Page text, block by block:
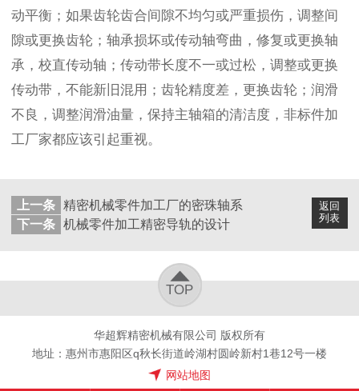
动平衡；如果齿轮齿合间隙不均匀或严重损伤，调整间
隙或更换齿轮；轴承损坏或传动轴弯曲，修复或更换轴
承，校直传动轴；传动带长度不一或过松，调整或更换
传动带，不能新旧混用；齿轮精度差，更换齿轮；润滑
不良，调整润滑油量，保持主轴箱的清洁度，非标件加
工厂家都应该引起重视。
返回
列表
上一条 精密机械零件加工厂的密珠轴系
下一条 机械零件加工精密导轨的设计
TOP
华超辉精密机械有限公司 版权所有
地址：惠州市惠阳区q秋长街道岭湖村圆岭新村1巷12号一楼
网站地图